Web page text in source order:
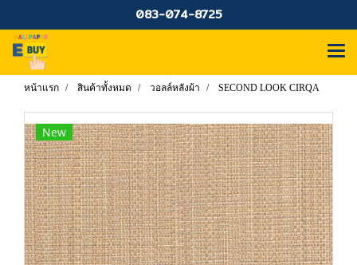
083-074-8725
หน้าแรก สินค้าทั้งหมด วอลล์หลังผ้า SECOND LOOK CIRQA
New